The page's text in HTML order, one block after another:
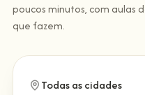
poucos minutos, com aulas
que fazem.